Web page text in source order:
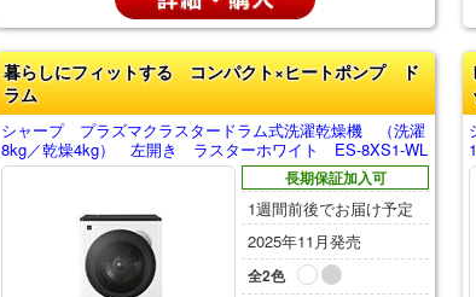
暮らしにフィットする コンパクト×ヒートポンプ ド
ラム
シャープ プラズマクラスタードラム式洗濯乾燥機 （洗濯
8kg／乾燥4kg） 左開き ラスターホワイト ES-8XS1-WL
長期保証加入可
1週間前後でお届け予定
2025年11月発売
全2色